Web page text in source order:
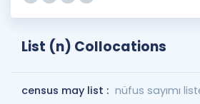
List (n) Collocations
census may list : nüfus sayımı